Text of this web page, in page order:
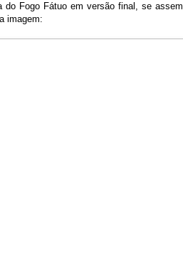
do Fogo Fátuo em versão final, se
imagem: